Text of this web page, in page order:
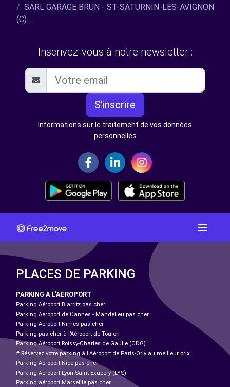
SARL GARAGE BRUN - ST-SATURNIN-LES-AVIGNON
(C)...
Inscrivez-vous à notre newsletter :
S'inscrire
Informations sur le traitement de vos données
personnelles
PLACES DE PARKING
PARKING À L'AÉROPORT
Parking Aéroport Biarritz pas cher
Parking Aéroport de Cannes - Mandelieu pas cher
Parking Aéroport Nîmes pas cher
Parking pas cher à l’Aéroport de Toulon
Parking Aéroport Roissy-Charles de Gaulle (CDG)
# Réservez votre parking à l'Aéroport de Paris-Orly au meilleur prix.
Parking Aéroport Nice pas cher
Parking Aéroport Lyon-Saint-Exupéry (LYS)
Parking aéroport Marseille pas cher